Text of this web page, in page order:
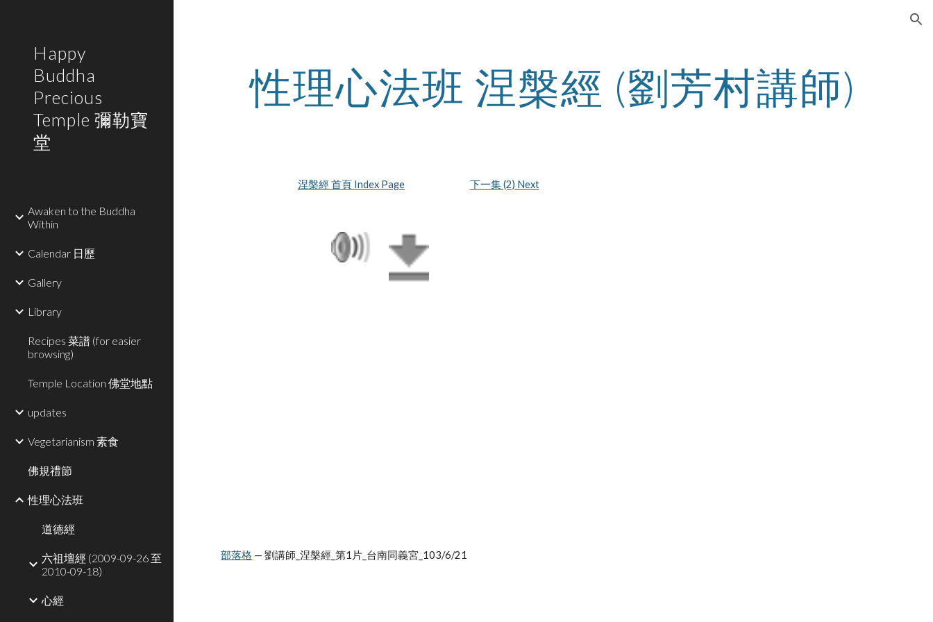
Happy
Buddha
Precious
Temple 彌勒寶
堂
Awaken to the Buddha
Within
Calendar 日歷
Gallery
Library
Recipes 菜譜 (for easier
browsing)
Temple Location 佛堂地點
updates
Vegetarianism 素食
佛規禮節
性理心法班
道德經
六祖壇經 (2009-09-26 至
2010-09-18)
心經
性理心法班 涅槃經 (劉芳村講師)
涅槃經 首頁 Index Page 下一集 (2) Next
部落格 — 劉講師_涅槃經_第1片_台南同義宮_103/6/21